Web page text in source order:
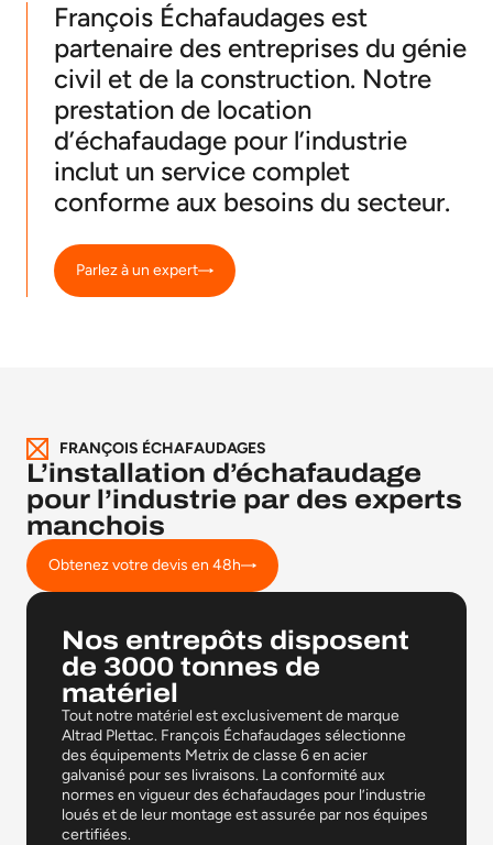
François Échafaudages est
partenaire des entreprises du génie
civil et de la construction. Notre
prestation de location
d’échafaudage pour l’industrie
inclut un service complet
conforme aux besoins du secteur.
Parlez à un expert
FRANÇOIS ÉCHAFAUDAGES
L’installation d’échafaudage
pour l’industrie par des experts
manchois
Obtenez votre devis en 48h
Nos entrepôts disposent
de 3000 tonnes de
matériel
Tout notre matériel est exclusivement de marque
Altrad Plettac. François Échafaudages sélectionne
des équipements Metrix de classe 6 en acier
galvanisé pour ses livraisons. La conformité aux
normes en vigueur des échafaudages pour l’industrie
loués et de leur montage est assurée par nos équipes
certifiées.